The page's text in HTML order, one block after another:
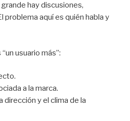
hay discusiones,
problema aquí es quién habla y
usuario más”:
a la marca.
dirección y el clima de la